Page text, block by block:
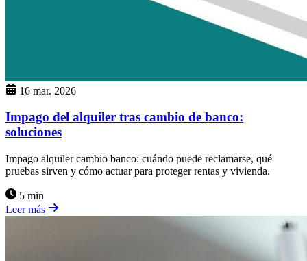
16 mar. 2026
Impago del alquiler tras cambio de banco:
soluciones
Impago alquiler cambio banco: cuándo puede reclamarse, qué
pruebas sirven y cómo actuar para proteger rentas y vivienda.
5 min
Leer más